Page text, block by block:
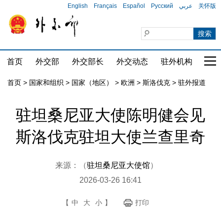
English Français Español Русский عربي 关怀版
首页 外交部 外交部长 外交动态 驻外机构 国
首页 > 国家和组织 > 国家（地区） > 欧洲 > 斯洛伐克 > 驻外报道
驻坦桑尼亚大使陈明健会见
斯洛伐克驻坦大使兰查里奇
来源：（驻坦桑尼亚大使馆）
2026-03-26 16:41
【 中 大 小 】 打印